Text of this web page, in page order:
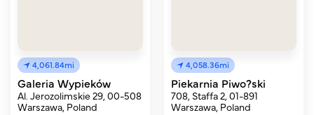
4,061.84mi
Galeria Wypieków
Al. Jerozolimskie 29, 00-508
Warszawa, Poland
4,058.36mi
Piekarnia Piwo?ski
708, Staffa 2, 01-891
Warszawa, Poland